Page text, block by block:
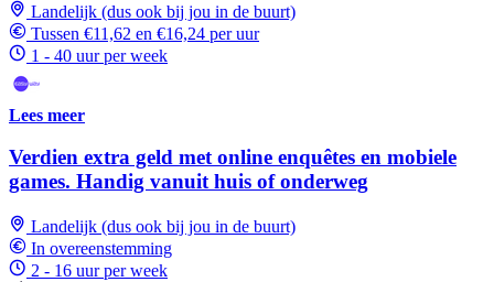
Landelijk (dus ook bij jou in de buurt)
Tussen €11,62 en €16,24 per uur
1 - 40 uur per week
Lees meer
Verdien extra geld met online enquêtes en mobiele
games. Handig vanuit huis of onderweg
Landelijk (dus ook bij jou in de buurt)
In overeenstemming
2 - 16 uur per week